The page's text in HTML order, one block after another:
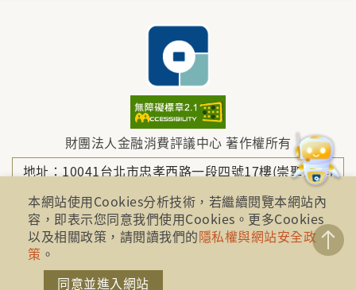
財團法人金融消費評議中心 著作權所有
地址：10041台北市忠孝西路一段四號17樓(崇聖大樓)
電話：886-2-2316-1288
金融服務專線：1998
本網站使用Cookies分析技術，若繼續閱覽本網站內
容，即表示您同意我們使用Cookies。更多Cookies
以及相關政策，請閱讀我們的隱私權與網站安全政
策 。
同意並進入網站